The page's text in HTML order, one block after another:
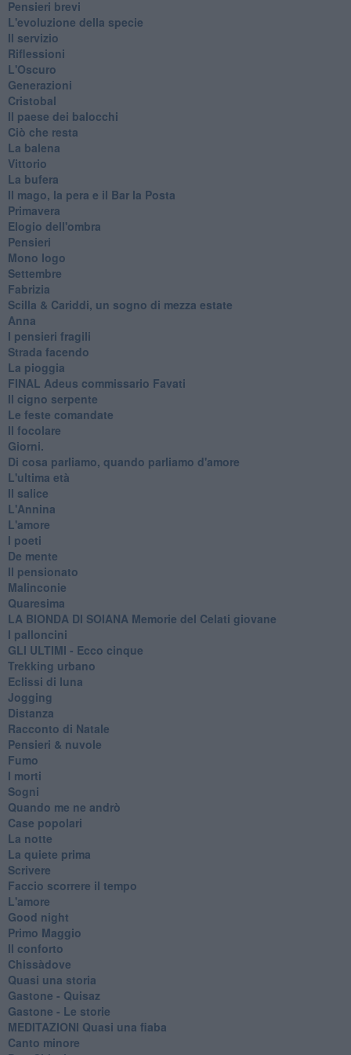
Pensieri brevi
L'evoluzione della specie
Il servizio
Riflessioni
L'Oscuro
Generazioni
Cristobal
Il paese dei balocchi
Ciò che resta
La balena
Vittorio
La bufera
Il mago, la pera e il Bar la Posta
Primavera
Elogio dell'ombra
Pensieri
Mono logo
Settembre
Fabrizia
​Scilla & Cariddi, un sogno di mezza estate
Anna
I pensieri fragili
Strada facendo
La pioggia
FINAL Adeus commissario Favati
Il cigno serpente
Le feste comandate
Il focolare
Giorni.
Di cosa parliamo, quando parliamo d'amore
L'ultima età
Il salice
L'Annina
L'amore
I poeti
De mente
Il pensionato
Malinconie
Quaresima
LA BIONDA DI SOIANA Memorie del Celati giovane
I palloncini
GLI ULTIMI - Ecco cinque
Trekking urbano
Eclissi di luna
Jogging
Distanza
Racconto di Natale
Pensieri & nuvole
Fumo
I morti
Sogni
Quando me ne andrò
Case popolari
La notte
La quiete prima
Scrivere
Faccio scorrere il tempo
L'amore
Good night
Primo Maggio
Il conforto
Chissàdove
Quasi una storia
Gastone - Quisaz
Gastone - Le storie
MEDITAZIONI Quasi una fiaba
Canto minore